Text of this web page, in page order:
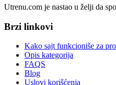
Utrenu.com je nastao u želji da
Brzi linkovi
Kako sajt funkcioniše za
Opis kategorija
FAQS
Blog
Uslovi korišćenja